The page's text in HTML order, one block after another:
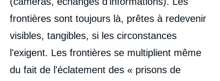
frontières sont toujours là, prêtes à redevenir
visibles, tangibles, si les circonstances
l'exigent. Les frontières se multiplient même
du fait de l'éclatement des « prisons de